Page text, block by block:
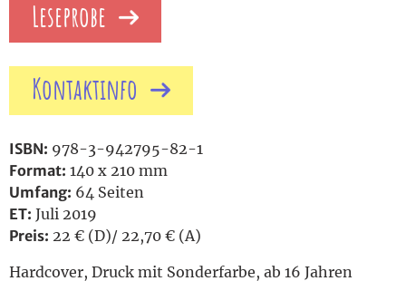
Leseprobe
Kontaktinfo
ISBN: 978-3-942795-82-1
Format: 140 x 210 mm
Umfang: 64 Seiten
ET: Juli 2019
Preis: 22 € (D)/ 22,70 € (A)
Hardcover, Druck mit Sonderfarbe, ab 16 Jahren